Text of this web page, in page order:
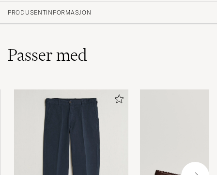
PRODUSENTINFORMASJON
Passer med